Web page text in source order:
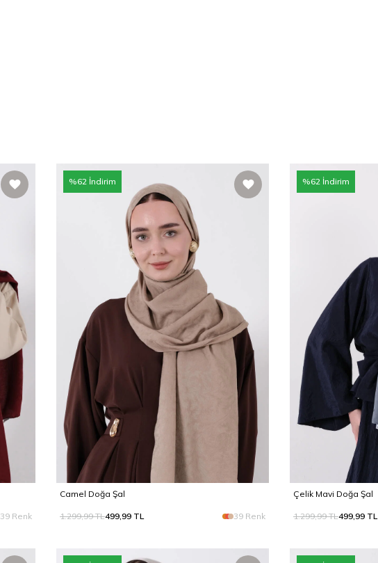
39 Renk
%62 İndirim
Camel Doğa Şal
1.299,99TL499,99 TL 39 Renk
%62 İndirim
Çelik Mavi Doğa Şal
1.299,99TL499,99 TL